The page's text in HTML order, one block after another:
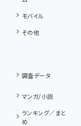
モバイル
その他
調査データ
マンガ/小説
ランキング／まと
め